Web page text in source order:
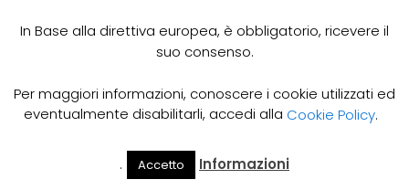
Cerca Il Mio
In Base alla direttiva europea, è obbligatorio, ricevere il
suo consenso.
Per maggiori informazioni, conoscere i cookie utilizzati ed
eventualmente disabilitarli, accedi alla Cookie Policy.
. Accetto Informazioni